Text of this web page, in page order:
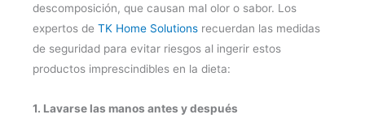
descomposición, que causan mal olor o sabor. Los
expertos de TK Home Solutions recuerdan las medidas
de seguridad para evitar riesgos al ingerir estos
productos imprescindibles en la dieta:
1. Lavarse las manos antes y después